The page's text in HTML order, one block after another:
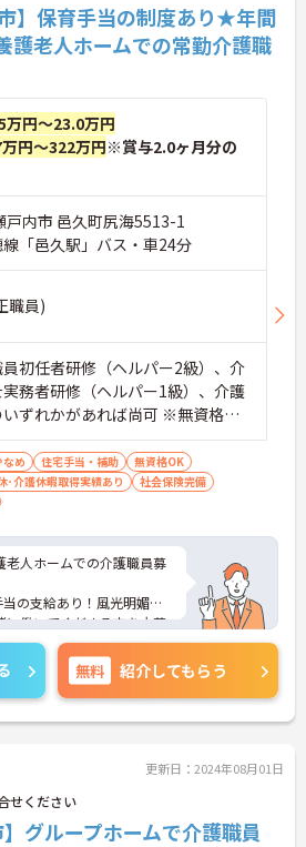
】保育手当の制度あり★年間
老人ホームでの常勤介護職
万円～23.0万円
円～322万円※賞与2.0ヶ月分の
戸内市 邑久町尻海5513-1
線「邑久駅」バス・車24分
職員)
初任者研修（ヘルパー2級）、介
務者研修（ヘルパー1級）、介護
ずれかがあれば尚可 ※無資格・
可
め 住宅手当・補助
無資格OK
･介護休暇取得実績あり
社会保険完備
老人ホームでの介護職員募
の支給あり！風光明媚な
に働いてくださる方を大募
たい方にオススメの求人で
策ポイントなど、さらに
のでお気軽にご相談くださ
無料 紹介してもらう
更新日：2024年08月01日
せください
】グループホームで介護職員